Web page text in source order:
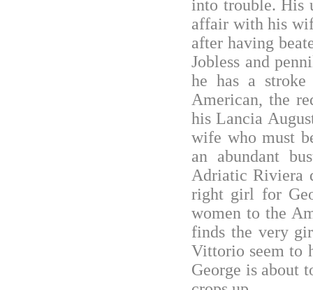
into trouble. His
affair with his
after having
Jobless and
he has a
American, the
his Lancia
wife who must
an abundant
Adriatic Riviera
right girl for
women to the
finds the very
Vittorio seem to
George is about